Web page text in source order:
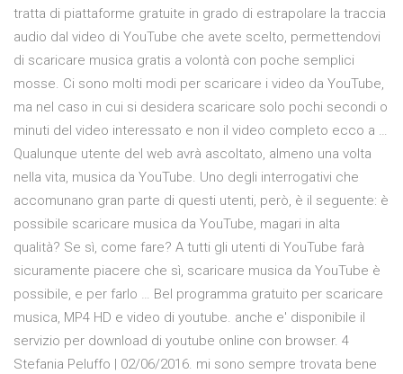
tratta di piattaforme gratuite in grado di estrapolare la traccia
audio dal video di YouTube che avete scelto, permettendovi
di scaricare musica gratis a volontà con poche semplici
mosse. Ci sono molti modi per scaricare i video da YouTube,
ma nel caso in cui si desidera scaricare solo pochi secondi o
minuti del video interessato e non il video completo ecco a …
Qualunque utente del web avrà ascoltato, almeno una volta
nella vita, musica da YouTube. Uno degli interrogativi che
accomunano gran parte di questi utenti, però, è il seguente: è
possibile scaricare musica da YouTube, magari in alta
qualità? Se sì, come fare? A tutti gli utenti di YouTube farà
sicuramente piacere che sì, scaricare musica da YouTube è
possibile, e per farlo … Bel programma gratuito per scaricare
musica, MP4 HD e video di youtube. anche e' disponibile il
servizio per download di youtube online con browser. 4
‎‎Stefania Peluffo | 02/06/2016. mi sono sempre trovata bene